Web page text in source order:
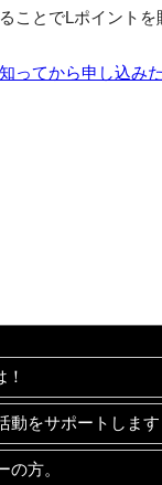
ことでLポイント
ってから申し込み
動をサポートします
の方。